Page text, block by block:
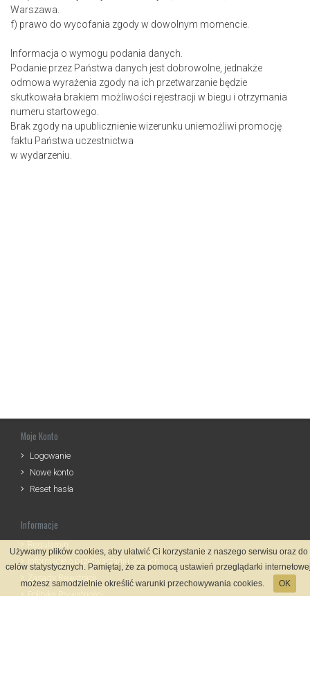
Warszawa.
f) prawo do wycofania zgody w dowolnym momencie.
Informacja o wymogu podania danych.
Podanie przez Państwa danych jest dobrowolne, jednakże
odmowa wyrażenia zgody na ich przetwarzanie będzie
skutkowała brakiem możliwości rejestracji w biegu i otrzymania
numeru startowego.
Brak zgody na upublicznienie wizerunku uniemożliwi promocję
faktu Państwa uczestnictwa
w wydarzeniu.
Moje Konto
Logowanie
Nowe konto
Reset hasła
Informacje
Informacje o przetwarzaniu danych
Zasady Rejestracji
Polityka Prywatności
Używamy plików cookies, aby ułatwić Ci korzystanie z naszego serwisu oraz do
celów statystycznych. Pamiętaj, że za pomocą ustawień przeglądarki
możesz samodzielnie określić warunki przechowywania cookies.
OK